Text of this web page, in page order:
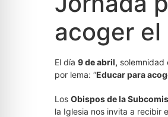
acoger el
El día 9 de abril, solemnidad
por lema: “Educar para
Los Obispos de la
la Iglesia nos invita a recibir